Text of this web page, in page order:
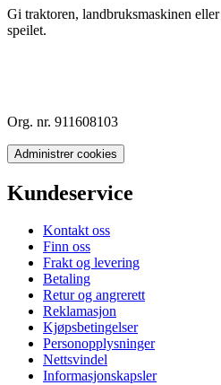
Gi traktoren, landbruksmaskinen
speilet.
Org. nr. 911608103
Administrer cookies
Kundeservice
Kontakt oss
Finn oss
Frakt og levering
Betaling
Retur og angrerett
Reklamasjon
Kjøpsbetingelser
Personopplysninger
Nettsvindel
Informasjonskapsler